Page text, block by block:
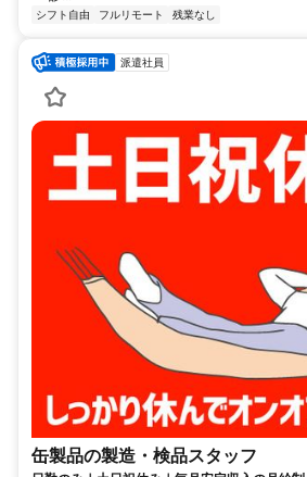
シフト自由 フルリモート 残業なし
派遣社員
缶製品の製造・検品スタッフ